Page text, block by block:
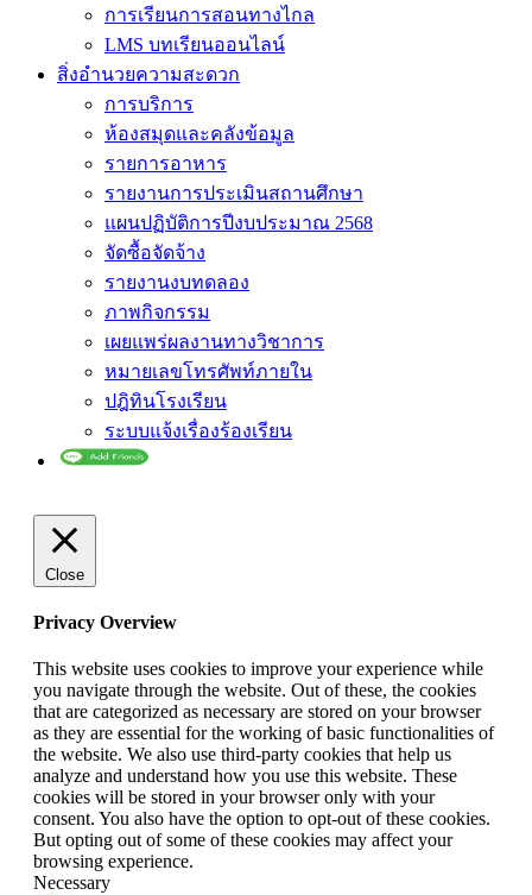
การเรียนการสอนทางไกล
LMS บทเรียนออนไลน์
สิ่งอำนวยความสะดวก
การบริการ
ห้องสมุดและคลังข้อมูล
รายการอาหาร
รายงานการประเมินสถานศึกษา
แผนปฏิบัติการปีงบประมาณ 2568
จัดซื้อจัดจ้าง
รายงานงบทดลอง
ภาพกิจกรรม
เผยแพร่ผลงานทางวิชาการ
หมายเลขโทรศัพท์ภายใน
ปฎิทินโรงเรียน
ระบบแจ้งเรื่องร้องเรียน
Close
Privacy Overview
This website uses cookies to improve your experience while
you navigate through the website. Out of these, the cookies
that are categorized as necessary are stored on your browser
as they are essential for the working of basic functionalities of
the website. We also use third-party cookies that help us
analyze and understand how you use this website. These
cookies will be stored in your browser only with your
consent. You also have the option to opt-out of these cookies.
But opting out of some of these cookies may affect your
browsing experience.
Necessary